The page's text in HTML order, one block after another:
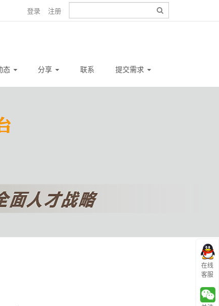
在线
客服
登录 注册
态 分享 联系 提交需求